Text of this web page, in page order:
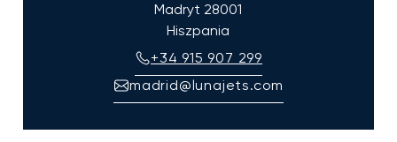
Madryt 28001
Hiszpania
+34 915 907 299
madrid@lunajets.com